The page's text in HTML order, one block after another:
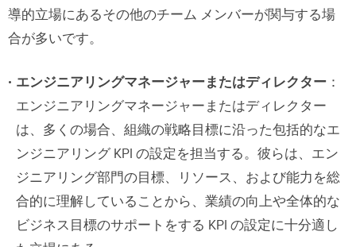
導的立場にあるその他のチーム メンバーが関与する場
合が多いです。
エンジニアリングマネージャーまたはディレクター ：
エンジニアリングマネージャーまたはディレクター
は、多くの場合、組織の戦略目標に沿った包括的なエ
ンジニアリング KPI の設定を担当する。彼らは、エン
ジニアリング部門の目標、リソース、および能力を総
合的に理解していることから、業績の向上や全体的な
ビジネス目標のサポートをする KPI の設定に十分適し